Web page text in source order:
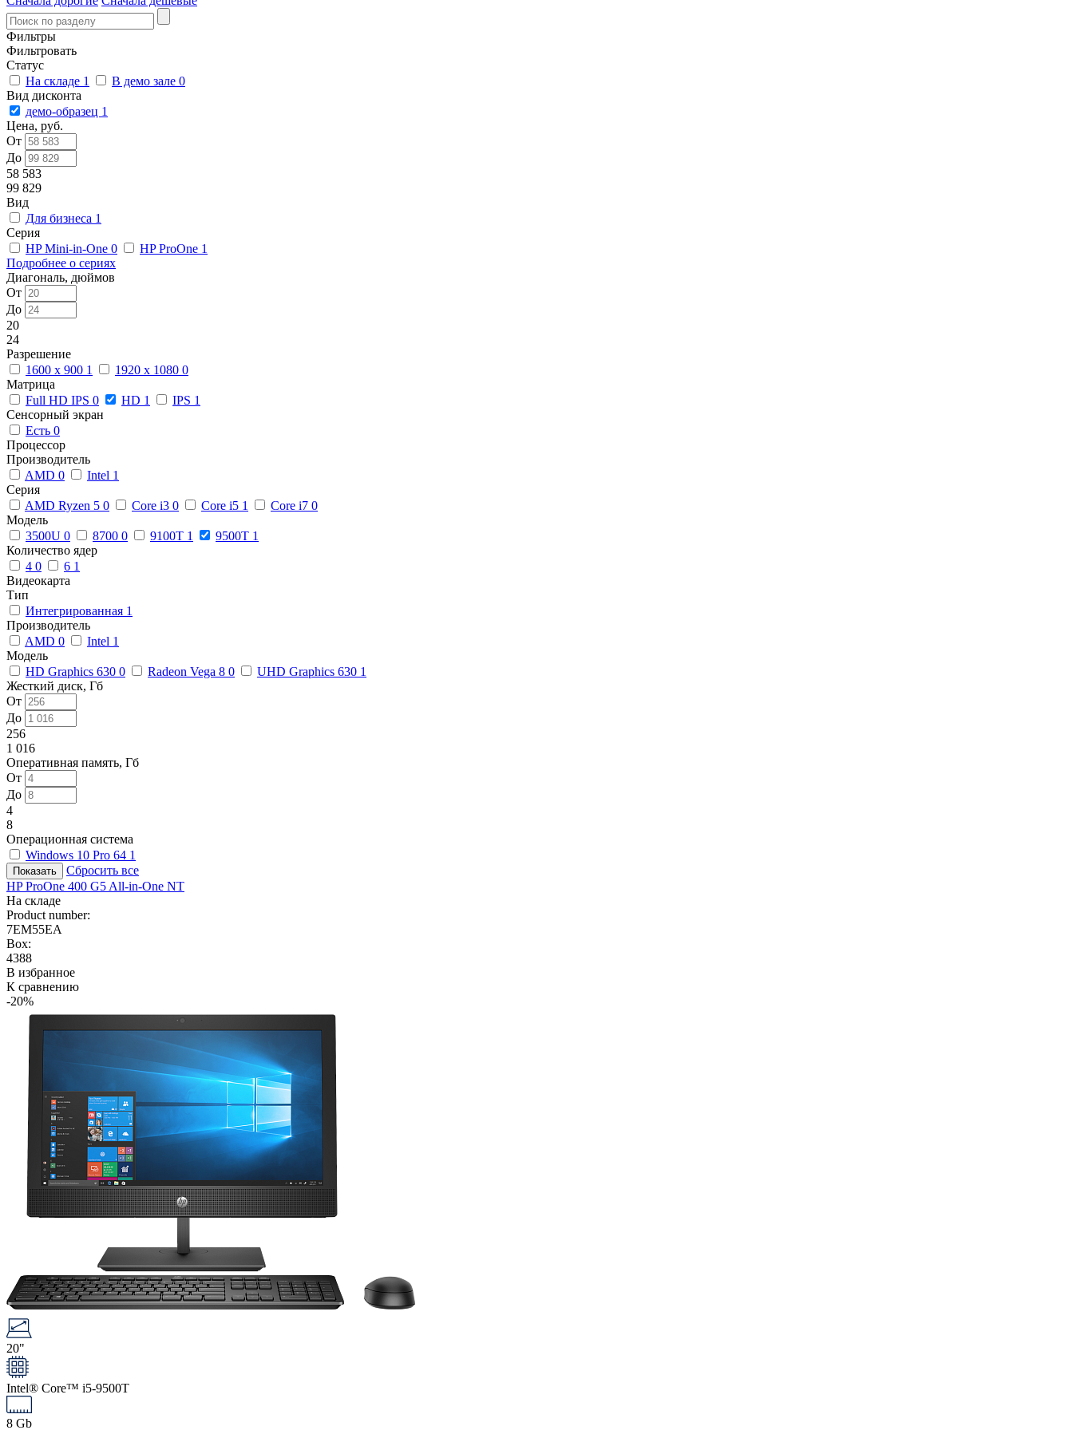
Фильтры
Фильтровать
Статус
На складе 1 В демо зале 0
Вид дисконта
демо-образец 1
Цена, руб.
От
До
58 583
99 829
Вид
Для бизнеса 1
Серия
HP Mini-in-One 0 HP ProOne 1
Подробнее о сериях
Диагональ, дюймов
От
До
20
24
Разрешение
1600 x 900 1 1920 x 1080 0
Матрица
Full HD IPS 0 HD 1 IPS 1
Сенсорный экран
Есть 0
Процессор
Производитель
AMD 0 Intel 1
Серия
AMD Ryzen 5 0 Core i3 0 Core i5 1 Core i7 0
Модель
3500U 0 8700 0 9100T 1 9500T 1
Количество ядер
4 0 6 1
Видеокарта
Тип
Интегрированная 1
Производитель
AMD 0 Intel 1
Модель
HD Graphics 630 0 Radeon Vega 8 0 UHD Graphics 630 1
Жесткий диск, Гб
От
До
256
1 016
Оперативная память, Гб
От
До
4
8
Операционная система
Windows 10 Pro 64 1
Сбросить все
HP ProOne 400 G5 All-in-One NT
На складе
Product number:
7EM55EA
Box:
4388
В избранное
К сравнению
-20%
20"
Intel® Core™ i5-9500T
8 Gb